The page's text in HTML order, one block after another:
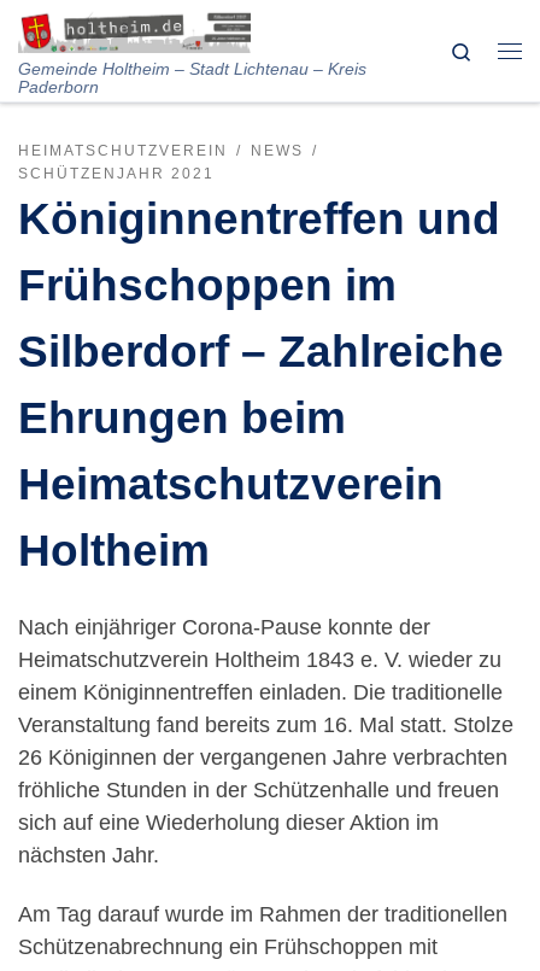
Skip to content
Gemeinde Holtheim – Stadt Lichtenau – Kreis
Paderborn
Search
HEIMATSCHUTZVEREIN
NEWS
SCHÜTZENJAHR 2021
Königinnentreffen und
Frühschoppen im
Silberdorf – Zahlreiche
Ehrungen beim
Heimatschutzverein
Holtheim
Nach einjähriger Corona-Pause konnte der
Heimatschutzverein Holtheim 1843 e. V. wieder zu
einem Königinnentreffen einladen. Die traditionelle
Veranstaltung fand bereits zum 16. Mal statt. Stolze
26 Königinnen der vergangenen Jahre verbrachten
fröhliche Stunden in der Schützenhalle und freuen
sich auf eine Wiederholung dieser Aktion im
nächsten Jahr.
Am Tag darauf wurde im Rahmen der traditionellen
Schützenabrechnung ein Frühschoppen mit